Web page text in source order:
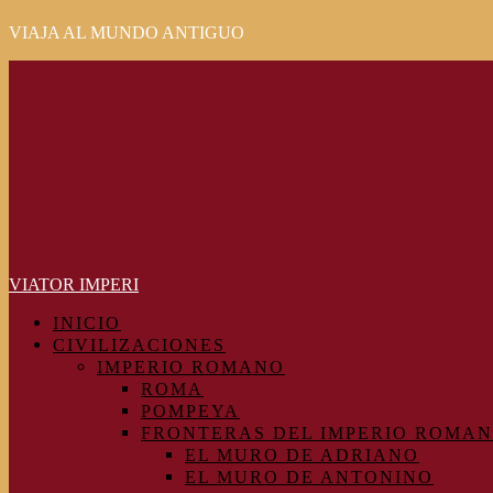
VIAJA AL MUNDO ANTIGUO
VIATOR IMPERI
INICIO
CIVILIZACIONES
IMPERIO ROMANO
ROMA
POMPEYA
FRONTERAS DEL IMPERIO
EL MURO DE ADRIANO
EL MURO DE ANTONINO